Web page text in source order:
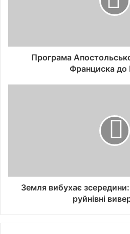
Програма
Франциска до
Земля вибухає
руйнівні